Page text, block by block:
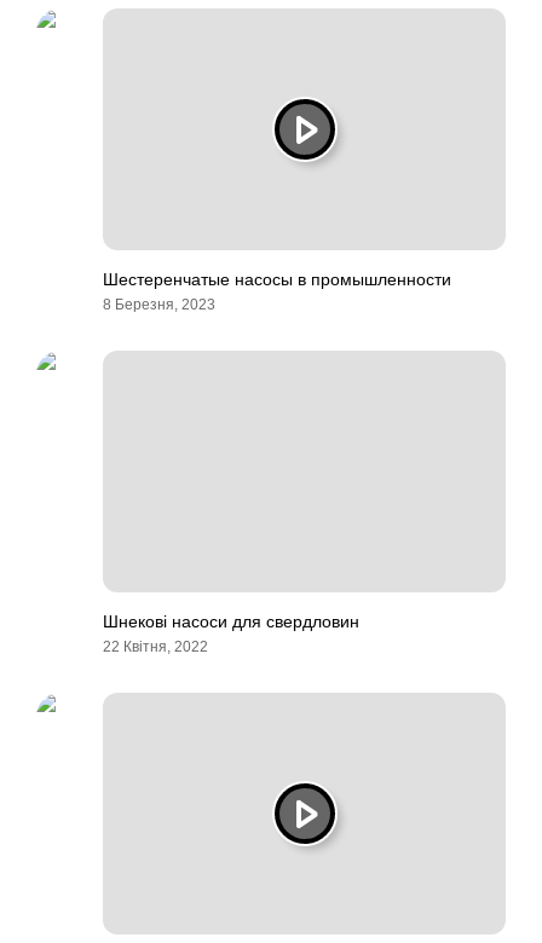
Шестеренчатые насосы в промышленности
8 Березня, 2023
Шнекові насоси для свердловин
22 Квітня, 2022